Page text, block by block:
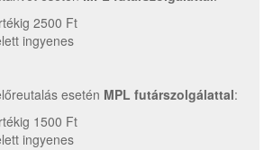
2500 Ft
ingyenes
esetén MPL futárszolgálattal:
1500 Ft
ingyenes